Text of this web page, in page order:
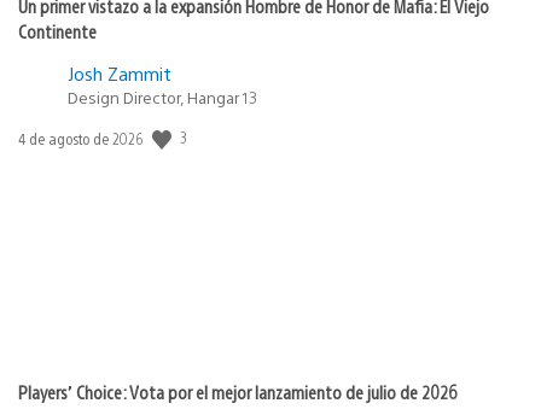
Un primer vistazo a la expansión Hombre de Honor de Mafia: El Viejo
Continente
Josh Zammit
Design Director, Hangar 13
Fecha
4 de agosto de 2026 3
Players’ Choice: Vota por el mejor lanzamiento de julio de 2026